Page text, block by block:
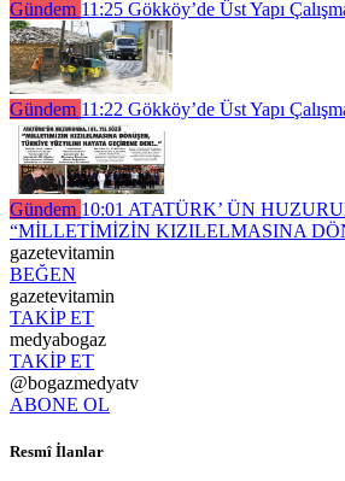
Gündem 11:25 Gökköy’de Üst Yapı
Gündem 11:22 Gökköy’de Üst Yapı
Gündem 10:01 ATATÜRK’ ÜN
“MİLLETİMİZİN KIZILELMASINA
gazetevitamin
BEĞEN
gazetevitamin
TAKİP ET
medyabogaz
TAKİP ET
@bogazmedyatv
ABONE OL
Resmî İlanlar